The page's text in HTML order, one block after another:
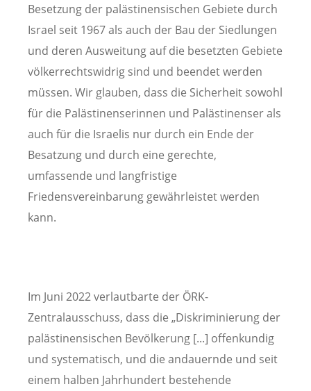
Besetzung der palästinensischen Gebiete durch
Israel seit 1967 als auch der Bau der Siedlungen
und deren Ausweitung auf die besetzten Gebiete
völkerrechtswidrig sind und beendet werden
müssen. Wir glauben, dass die Sicherheit sowohl
für die Palästinenserinnen und Palästinenser als
auch für die Israelis nur durch ein Ende der
Besatzung und durch eine gerechte,
umfassende und langfristige
Friedensvereinbarung gewährleistet werden
kann.
Im Juni 2022 verlautbarte der ÖRK-
Zentralausschuss, dass die „Diskriminierung der
palästinensischen Bevölkerung [...] offenkundig
und systematisch, und die andauernde und seit
einem halben Jahrhundert bestehende